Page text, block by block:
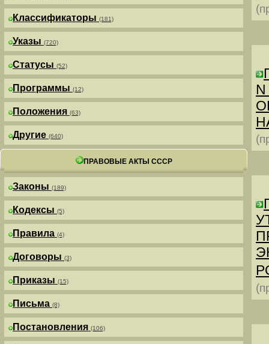
Классификаторы (181)
Указы (720)
Статусы (52)
Программы (12)
Положения (63)
Другие (640)
ПРАВОВЫЕ АКТЫ СССР
Законы (189)
Кодексы (5)
Правила (4)
Договоры (3)
Приказы (15)
Письма (8)
Постановления (106)